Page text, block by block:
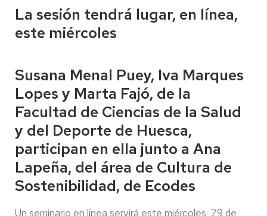
La sesión tendrá lugar, en línea,
este miércoles
Susana Menal Puey, Iva Marques
Lopes y Marta Fajó, de la
Facultad de Ciencias de la Salud
y del Deporte de Huesca,
participan en ella junto a Ana
Lapeña, del área de Cultura de
Sostenibilidad, de Ecodes
Un seminario en línea servirá este miércoles, 29 de